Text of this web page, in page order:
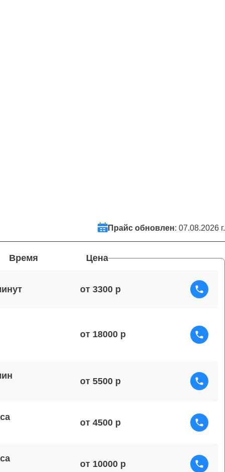
Прайс обновлен: 07.08.2026 г.
Время Цена
от 3300
от 18000
от 5500
от 4500
от 10000